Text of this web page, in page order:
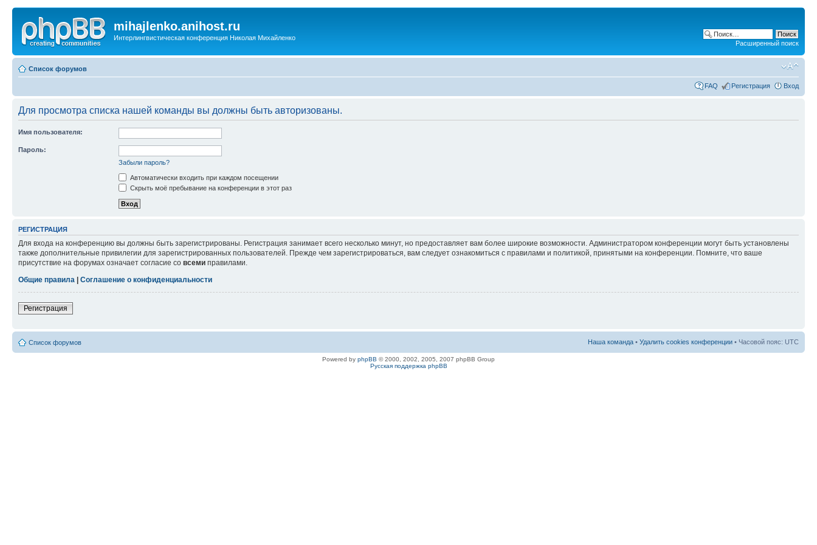
mihajlenko.anihost.ru
Интерлингвистическая конференция Николая Михайленко
Расширенный поиск
Список форумов
FAQ Регистрация Вход
Для просмотра списка нашей команды вы должны быть авторизованы.
Имя пользователя:
Пароль:
Забыли пароль?
Автоматически входить при каждом посещении
Скрыть моё пребывание на конференции в этот раз
РЕГИСТРАЦИЯ
Для входа на конференцию вы должны быть зарегистрированы. Регистрация занимает всего несколько минут, но предоставляет вам более широкие возможности. Администратором конференции могут быть установлены
также дополнительные привилегии для зарегистрированных пользователей. Прежде чем зарегистрироваться, вам следует ознакомиться с правилами и политикой, принятыми на конференции. Помните, что ваше
присутствие на форумах означает согласие со всеми правилами.
Общие правила
Соглашение о конфиденциальности
Регистрация
Список форумов Наша команда • Удалить cookies конференции • Часовой пояс: UTC
Powered by phpBB © 2000, 2002, 2005, 2007 phpBB Group
Русская поддержка phpBB